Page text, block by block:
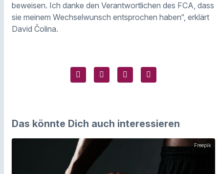
beweisen. Ich danke den Verantwortlichen des FCA, dass
sie meinem Wechselwunsch entsprochen haben“, erklärt
David Čolina.
Das könnte Dich auch interessieren
Freepik